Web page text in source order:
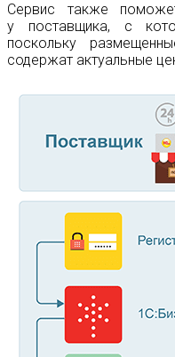
Сервис также
у поставщика, с
поскольку
содержат актуальные